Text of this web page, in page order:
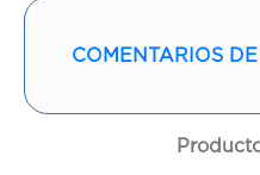
Código:1296055
COMENTARIOS